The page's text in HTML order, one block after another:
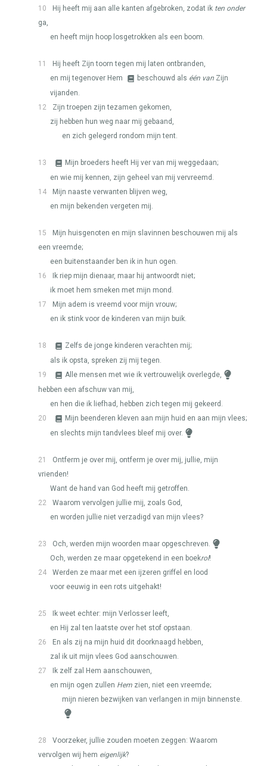
10
Hij heeft mij aan alle kanten afgebroken, zodat ik ten onder
ga,
en heeft mijn hoop losgetrokken als een boom.
11
Hij heeft Zijn toorn tegen mij laten ontbranden,
en mij tegenover Hem
beschouwd als één van Zijn
vijanden.
12
Zijn troepen zijn tezamen gekomen,
zij hebben hun weg naar mij gebaand,
en zich gelegerd rondom mijn tent.
13
Mijn broeders heeft Hij ver van mij weggedaan;
en wie mij kennen, zijn geheel van mij vervreemd.
14
Mijn naaste verwanten blijven weg,
en mijn bekenden vergeten mij.
15
Mijn huisgenoten en mijn slavinnen beschouwen mij als
een vreemde;
een buitenstaander ben ik in hun ogen.
16
Ik riep mijn dienaar, maar hij antwoordt niet;
ik moet hem smeken met mijn mond.
17
Mijn adem is vreemd voor mijn vrouw;
en ik stink voor de kinderen van mijn buik.
18
Zelfs de jonge kinderen verachten mij;
als ik opsta, spreken zij mij tegen.
19
Alle mensen met wie ik vertrouwelijk overlegde,
hebben een afschuw van mij,
en hen die ik liefhad, hebben zich tegen mij gekeerd.
20
Mijn beenderen kleven aan mijn huid en aan mijn vlees;
en slechts mijn tandvlees bleef mij over.
21
Ontferm je over mij, ontferm je over mij, jullie, mijn
vrienden!
Want de hand van God heeft mij getroffen.
22
Waarom vervolgen jullie mij, zoals God,
en worden jullie niet verzadigd van mijn vlees?
23
Och, werden mijn woorden maar opgeschreven.
Och, werden ze maar opgetekend in een boekrol!
24
Werden ze maar met een ijzeren griffel en lood
voor eeuwig in een rots uitgehakt!
25
Ik weet echter: mijn Verlosser leeft,
en Hij zal ten laatste over het stof opstaan.
26
En als zij na mijn huid dit doorknaagd hebben,
zal ik uit mijn vlees God aanschouwen.
27
Ik zelf zal Hem aanschouwen,
en mijn ogen zullen Hem zien, niet een vreemde;
mijn nieren bezwijken van verlangen in mijn binnenste.
28
Voorzeker, jullie zouden moeten zeggen: Waarom
vervolgen wij hem eigenlijk?